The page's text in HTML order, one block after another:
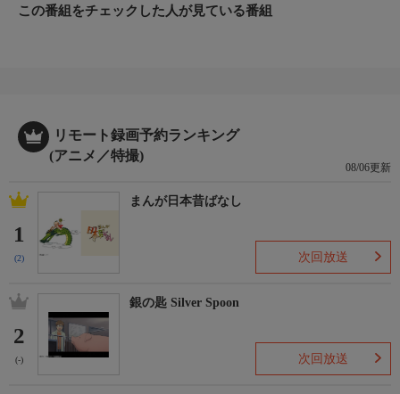
この番組をチェックした人が見ている番組
リモート録画予約ランキング
(アニメ／特撮)
08/06更新
1
(2)
まんが日本昔ばなし
次回放送
2
(-)
銀の匙 Silver Spoon
次回放送